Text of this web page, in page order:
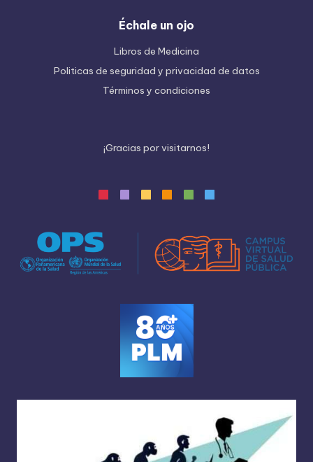
Échale un ojo
Libros de Medicina
Politicas de seguridad y privacidad de datos
Términos y condiciones
¡Gracias porvisitarnos!